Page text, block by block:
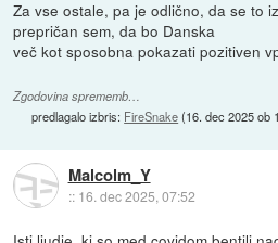
Za vse ostale, pa je odlično, da se to
prepričan sem, da bo Danska
več kot sposobna pokazati pozitiven
Zgodovina sprememb…
predlagalo izbris: FireSnake(16. dec 2025 ob
Malcolm_Y
:: 16. dec 2025, 07:52